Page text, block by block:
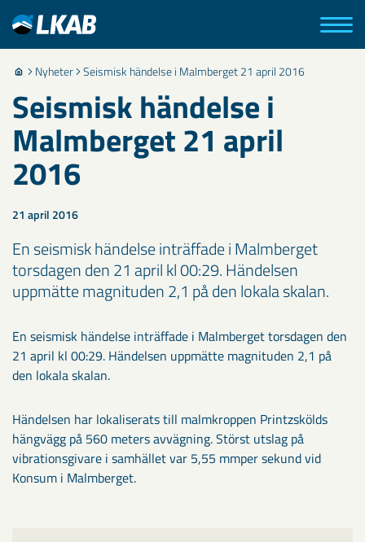
Nyheter Seismisk händelse i Malmberget 21 april 2016
Seismisk händelse i
Malmberget 21 april
2016
21 april 2016
​En seismisk händelse inträffade i Malmberget
torsdagen den 21 april kl 00:29. Händelsen
uppmätte magnituden 2,1 på den lokala skalan.
​En seismisk händelse inträffade i Malmberget torsdagen den
21 april kl 00:29. Händelsen uppmätte magnituden 2,1 på
den lokala skalan.
​Händelsen har lokaliserats till malmkroppen Printzskölds
hängvägg på 560 meters avvägning. Störst utslag på
vibrationsgivare i samhället var 5,55 mmper sekund vid
Konsum i Malmberget.